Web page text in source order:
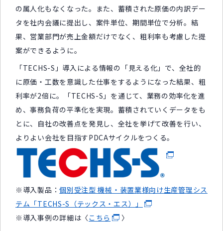
の属人化もなくなった。また、蓄積された原価の内訳デー
タを社内会議に提出し、案件単位、期間単位で分析。結
果、営業部門が売上金額だけでなく、粗利率も考慮した提
案ができるように。
「TECHS-S」導入による情報の「見える化」で、全社的
に原価・工数を意識した仕事をするようになった結果、粗
利率が2倍に。「TECHS-S」を通じて、業務の効率化を進
め、事務負荷の平準化を実現。蓄積されていくデータをも
とに、自社の改善点を発見し、全社を挙げて改善を行い、
よりよい会社を目指すPDCAサイクルをつくる。
※導入製品：個別受注型 機械・装置業様向け生産管理シス
テム「TECHS-S（テックス・エス）」
※導入事例の詳細は〈 こちら 〉